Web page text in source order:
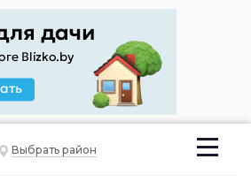
Выбрать район